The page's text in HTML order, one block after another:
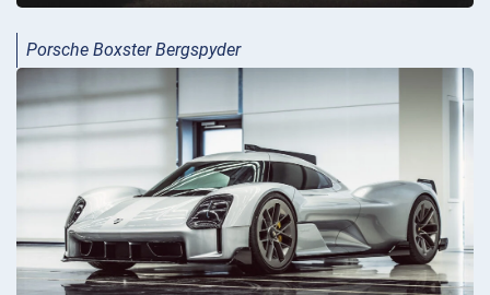
Porsche Boxster Bergspyder